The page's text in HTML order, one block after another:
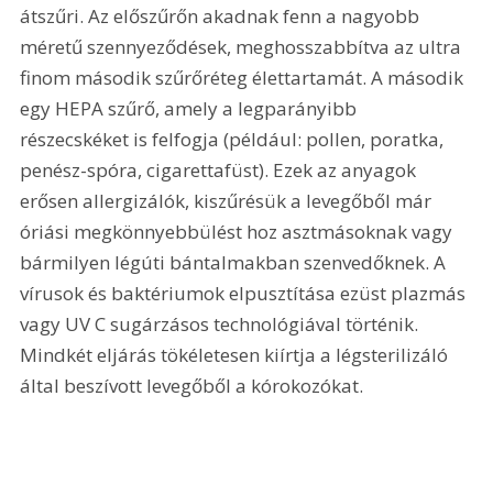
átszűri. Az előszűrőn akadnak fenn a nagyobb
méretű szennyeződések, meghosszabbítva az ultra
finom második szűrőréteg élettartamát. A második
egy HEPA szűrő, amely a legparányibb
részecskéket is felfogja (például: pollen, poratka,
penész-spóra, cigarettafüst). Ezek az anyagok
erősen allergizálók, kiszűrésük a levegőből már
óriási megkönnyebbülést hoz asztmásoknak vagy
bármilyen légúti bántalmakban szenvedőknek. A
vírusok és baktériumok elpusztítása ezüst plazmás
vagy UV C sugárzásos technológiával történik.
Mindkét eljárás tökéletesen kiírtja a légsterilizáló
által beszívott levegőből a kórokozókat.